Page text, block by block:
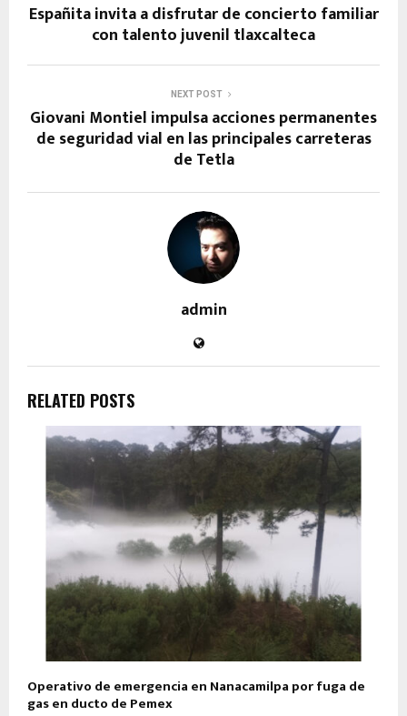
Españita invita a disfrutar de concierto familiar
con talento juvenil tlaxcalteca
NEXT POST
Giovani Montiel impulsa acciones permanentes
de seguridad vial en las principales carreteras
de Tetla
admin
RELATED POSTS
Operativo de emergencia en Nanacamilpa por fuga de
gas en ducto de Pemex